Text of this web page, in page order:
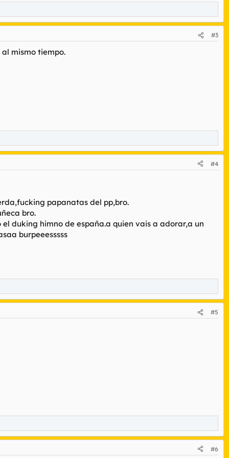
#3
mismo tiempo.
#4
papanatas del pp,bro.
bro.
duking himno de españa.a quien vais a adorar,a un
burpeeesssss
#5
#6